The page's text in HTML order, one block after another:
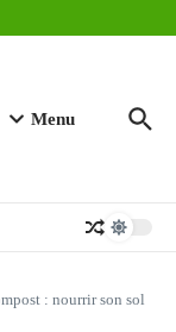
en 2025 ?
Menu
: nourrir son sol